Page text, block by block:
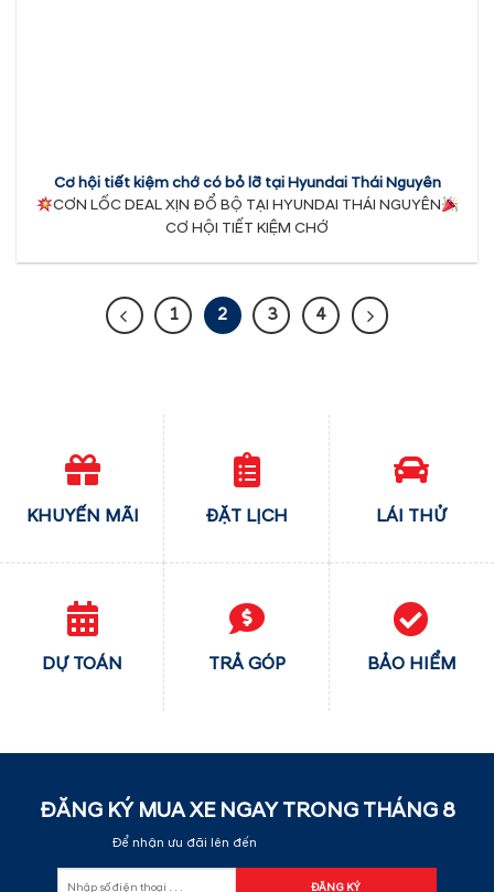
Cơ hội tiết kiệm chớ có bỏ lỡ tại Hyundai Thái Nguyên
CƠN LỐC DEAL XỊN ĐỔ BỘ TẠI HYUNDAI THÁI NGUYÊN
CƠ HỘI TIẾT KIỆM CHỚ
1 2 3 4
KHUYẾN MÃI ĐẶT LỊCH LÁI THỬ
DỰ TOÁN TRẢ GÓP BẢO HIỂM
ĐĂNG KÝ MUA XE NGAY TRONG THÁNG 8
Để nhận ưu đãi lên đến